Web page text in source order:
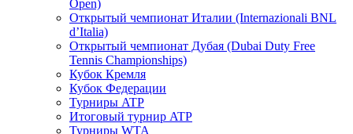
Open)
Открытый чемпионат Италии (Internazionali BNL
d’Italia)
Открытый чемпионат Дубая (Dubai Duty Free
Tennis Championships)
Кубок Кремля
Кубок Федерации
Турниры ATP
Итоговый турнир ATP
Турниры WTA